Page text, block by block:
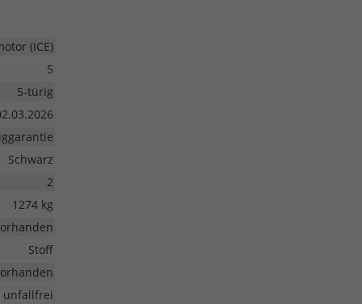
(ICE)
5
5-türig
Schwarz
2
1274 kg
Stoff
unfallfrei